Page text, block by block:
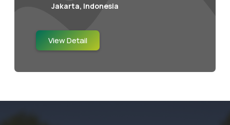
Jakarta, Indonesia
View Detail